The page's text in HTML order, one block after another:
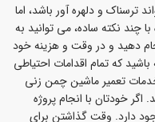
و دلهره آور باشد، اما
چند نکته ساده، می توانید به
دهید و در وقت و هزینه خود
که تمام اقدامات احتیاطی
خدمات تعمیر ماشین چمن زنی
خودتان با انجام پروژه
دارد. وقت گذاشتن برای